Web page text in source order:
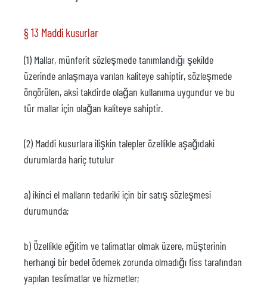
§ 13 Maddi kusurlar
(1) Mallar, münferit sözleşmede tanımlandığı şekilde
üzerinde anlaşmaya varılan kaliteye sahiptir, sözleşmede
öngörülen, aksi takdirde olağan kullanıma uygundur ve bu
tür mallar için olağan kaliteye sahiptir.
(2) Maddi kusurlara ilişkin talepler özellikle aşağıdaki
durumlarda hariç tutulur
a) ikinci el malların tedariki için bir satış sözleşmesi
durumunda;
b) Özellikle eğitim ve talimatlar olmak üzere, müşterinin
herhangi bir bedel ödemek zorunda olmadığı fiss tarafından
yapılan teslimatlar ve hizmetler;